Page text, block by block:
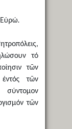
Εὐρώ.
τό
τῶν
τῶν
τῶν